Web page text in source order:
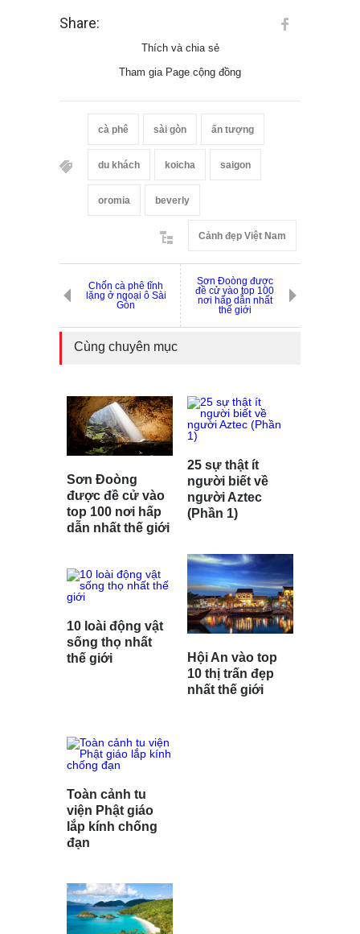
Share:
Thích và chia sẻ
Tham gia Page cộng đồng
cà phê sài gòn ấn tượng
du khách koicha saigon
oromia beverly
Cảnh đẹp Việt Nam
Chốn cà phê tĩnh
lặng ở ngoại ô Sài
Gòn
Sơn Đoòng được
đề cử vào top 100
nơi hấp dẫn nhất
thế giới
Cùng chuyên mục
Sơn Đoòng
được đề cử vào
top 100 nơi hấp
dẫn nhất thế giới
10 loài động vật
sống thọ nhất
thế giới
25 sự thật ít
người biết về
người Aztec
(Phần 1)
Hội An vào top
10 thị trấn đẹp
nhất thế giới
Toàn cảnh tu
viện Phật giáo
lắp kính chống
đạn